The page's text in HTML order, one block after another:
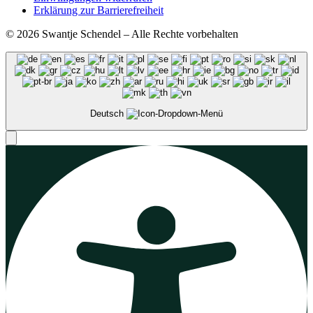
Erklärung zur Barrierefreiheit
© 2026 Swantje Schendel – Alle Rechte vorbehalten
Deutsch